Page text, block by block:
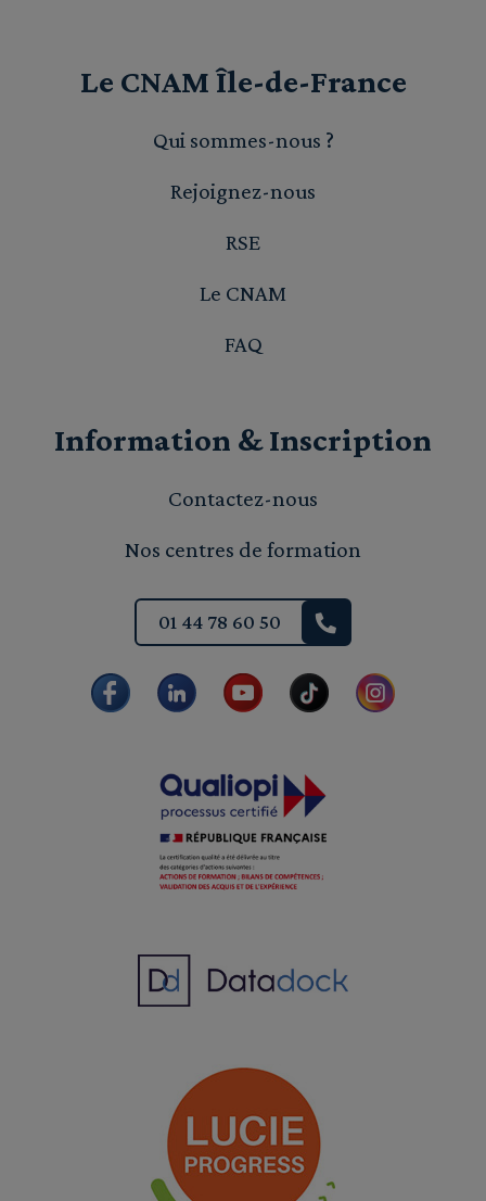
Le CNAM Île-de-France
Qui sommes-nous ?
Rejoignez-nous
RSE
Le CNAM
FAQ
Information & Inscription
Contactez-nous
Nos centres de formation
01 44 78 60 50